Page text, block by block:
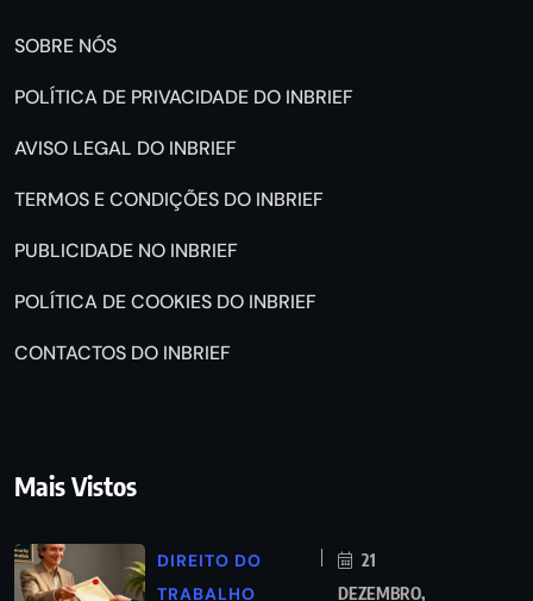
SOBRE NÓS
POLÍTICA DE PRIVACIDADE DO INBRIEF
AVISO LEGAL DO INBRIEF
TERMOS E CONDIÇÕES DO INBRIEF
PUBLICIDADE NO INBRIEF
POLÍTICA DE COOKIES DO INBRIEF
CONTACTOS DO INBRIEF
Mais Vistos
DIREITO DO
TRABALHO
21
DEZEMBRO,